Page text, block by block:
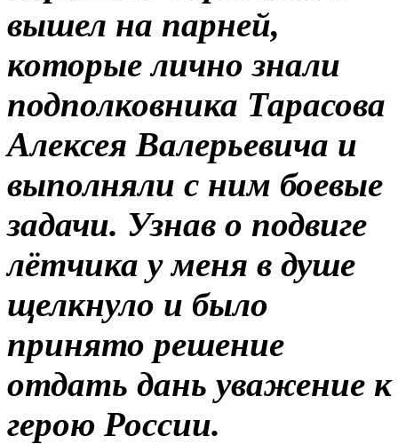
вышел на парней,
которые лично знали
подполковника Тарасова
Алексея Валерьевича и
выполняли с ним боевые
задачи. Узнав о подвиге
лётчика у меня в душе
щелкнуло и было
принято решение
отдать дань уважение к
герою России.